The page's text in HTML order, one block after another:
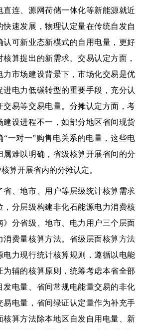
直连、源网荷储一体化等新能源就近
快速发展，物理认定量在传统自发自
认可新业态新模式的自用电量，更好
算提出的新需求。交易认定方面，
力市场建设背景下，市场化交易是优
进电力低碳转型的重要手段，充分认
交易等交易电量。分摊认定方面，考
建设进程不一，如部分地区省间现货
“一对一”购售电关系的电量，这些电
属难以明确，省级核算开展省间的分
算开展省内的分摊认定。
、地市、用户等层级统计核算需求
，分层级构建非化石能源电力消费核
》分省级、地市、电力用户三个层面
消费量核算方法。省级层面核算方法
电力现行统计核算规则，遵循以电能
为辅的核算原则，统筹考虑本省全部
发电量、省间常规电能量交易的非化
易电量，省间绿证认定量作为补充手
核算方法除本地区自发自用电量、新